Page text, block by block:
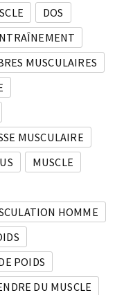
DOS
MUSCULAIRES
MUSCULAIRE
MUSCLE
HOMME
POIDS
DU MUSCLE